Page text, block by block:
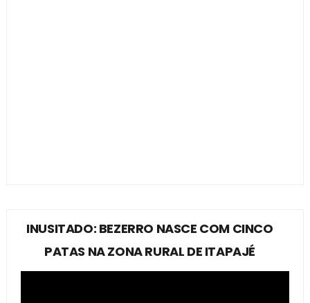
INUSITADO: BEZERRO NASCE COM CINCO
PATAS NA ZONA RURAL DE ITAPAJÉ